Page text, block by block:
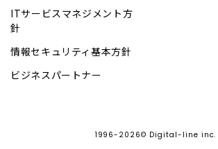
ITサービスマネジメント方
針
情報セキュリティ基本方針
ビジネスパートナー
1996-2026© Digital-line inc.